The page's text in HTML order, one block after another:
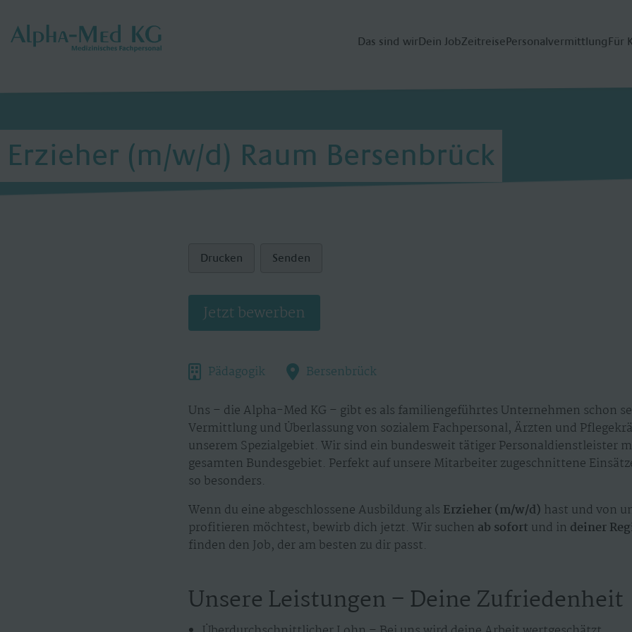
Das sind wirDein JobZeitreisePersonalvermittlung Für
Erzieher (m/w/d) Raum Bersenbrück
Drucken Senden
Jetzt bewerben
Pädagogik Bersenbrück
Uns – die Alpha-Med KG – gibt es als familiengeführtes Unternehmen schon
Vermittlung und Überlassung von sozialem Fachpersonal, Ärzten und
unserem Spezialgebiet. Wir sind ein bundesweit tätiger Personaldienstleister
gesamten Bundesgebiet. Perfekt auf unsere Mitarbeiter zugeschnittene
so besonders.
Wenn du eine abgeschlossene Ausbildung als Erzieher (m/w/d) hast und von
profitieren möchtest, bewirb dich jetzt. Wir suchen ab sofort und in deiner
finden den Job, der am besten zu dir passt.
Unsere Leistungen – Deine Zufriedenheit